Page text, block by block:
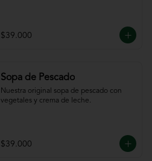
$39.000
Sopa de Pescado
Nuestra original sopa de pescado con
vegetales y crema de leche.
$39.000